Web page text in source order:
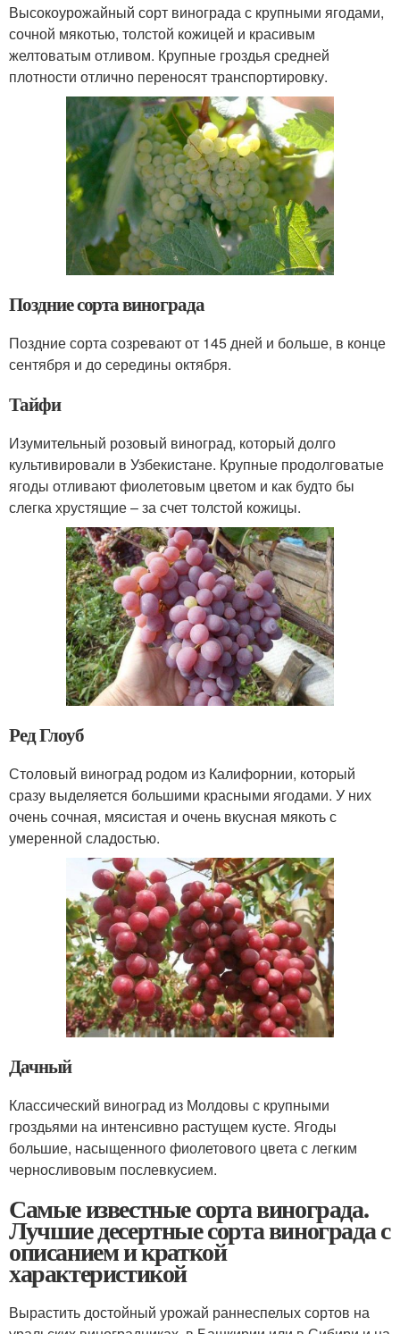
Высокоурожайный сорт винограда с крупными ягодами,
сочной мякотью, толстой кожицей и красивым
желтоватым отливом. Крупные гроздья средней
плотности отлично переносят транспортировку.
Поздние сорта винограда
Поздние сорта созревают от 145 дней и больше, в конце
сентября и до середины октября.
Тайфи
Изумительный розовый виноград, который долго
культивировали в Узбекистане. Крупные продолговатые
ягоды отливают фиолетовым цветом и как будто бы
слегка хрустящие – за счет толстой кожицы.
Ред Глоуб
Столовый виноград родом из Калифорнии, который
сразу выделяется большими красными ягодами. У них
очень сочная, мясистая и очень вкусная мякоть с
умеренной сладостью.
Дачный
Классический виноград из Молдовы с крупными
гроздьями на интенсивно растущем кусте. Ягоды
большие, насыщенного фиолетового цвета с легким
черносливовым послевкусием.
Самые известные сорта винограда.
Лучшие десертные сорта винограда с
описанием и краткой
характеристикой
Вырастить достойный урожай раннеспелых сортов на